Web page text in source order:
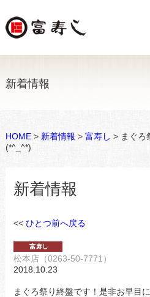
新着情報
HOME> 新着情報 > 富寿し > まぐろ
(*^_^*)
新着情報
<< ひとつ前へ戻る
松本店（0263-50-7771）
2018.10.23
まぐろ祭り終盤です！是非お早目